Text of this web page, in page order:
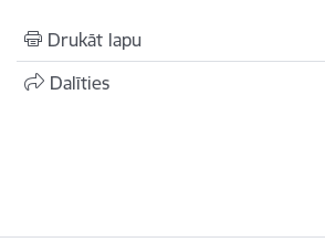
Drukāt lapu
Dalīties